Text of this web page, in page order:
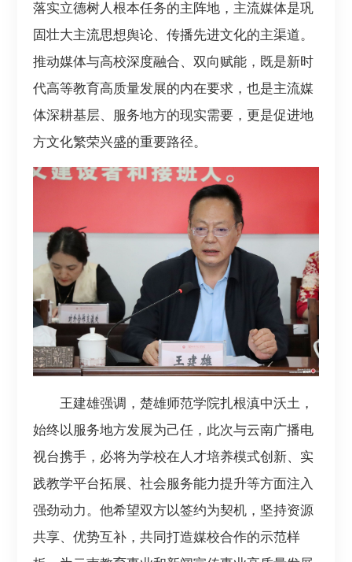
落实立德树人根本任务的主阵地，主流媒体是巩
固壮大主流思想舆论、传播先进文化的主渠道。
推动媒体与高校深度融合、双向赋能，既是新时
代高等教育高质量发展的内在要求，也是主流媒
体深耕基层、服务地方的现实需要，更是促进地
方文化繁荣兴盛的重要路径。
王建雄强调，楚雄师范学院扎根滇中沃土，
始终以服务地方发展为己任，此次与云南广播电
视台携手，必将为学校在人才培养模式创新、实
践教学平台拓展、社会服务能力提升等方面注入
强劲动力。他希望双方以签约为契机，坚持资源
共享、优势互补，共同打造媒校合作的示范样